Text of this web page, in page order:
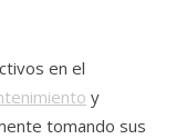
en el
y
tomando sus